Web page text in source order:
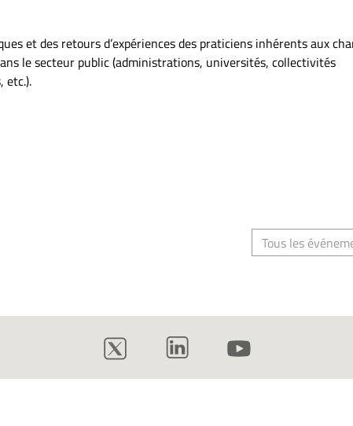
et des retours d’expériences des praticiens inhérents aux
le secteur public (administrations, universités, collectivités
etc.).
Tous les